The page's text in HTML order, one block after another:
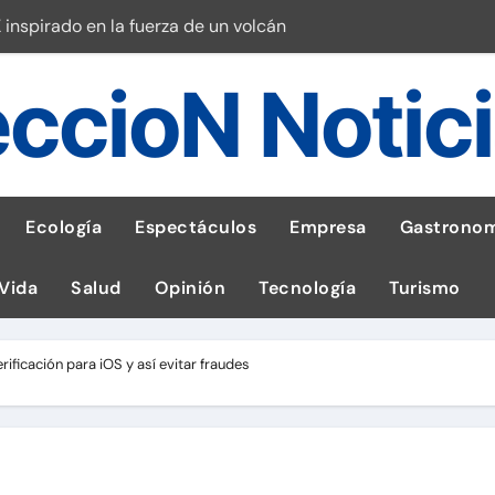
en la fuerza de un volcán
impulsa la salud materna
por ignorar distancias de seguridad
al Perú en Toulouse Lautrec
en cáncer a nivel nacional
¡Descarga la app de Meridianbet y gana una jugada gratis
Ecología Espectáculos Empresa
Salud Opinión Tecnología Turismo
para iOS y así evitar fraudes